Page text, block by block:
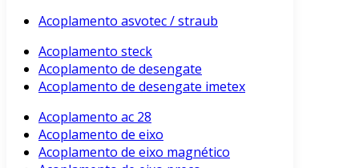
Acoplamento asvotec / straub
Acoplamento steck
Acoplamento de desengate
Acoplamento de desengate imetex
Acoplamento ac 28
Acoplamento de eixo
Acoplamento de eixo magnético